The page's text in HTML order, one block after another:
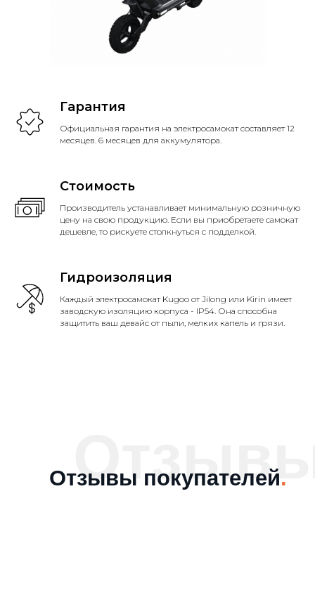
Гарантия
Официальная гарантия на электросамокат составляет 12
месяцев. 6 месяцев для аккумулятора.
Стоимость
Производитель устанавливает минимальную розничную
цену на свою продукцию. Если вы приобретаете самокат
дешевле, то рискуете столкнуться с подделкой.
Гидроизоляция
Каждый электросамокат Kugoo от Jilong или Kirin имеет
заводскую изоляцию корпуса - IP54. Она способна
защитить ваш девайс от пыли, мелких капель и грязи.
Отзывы покупателей.